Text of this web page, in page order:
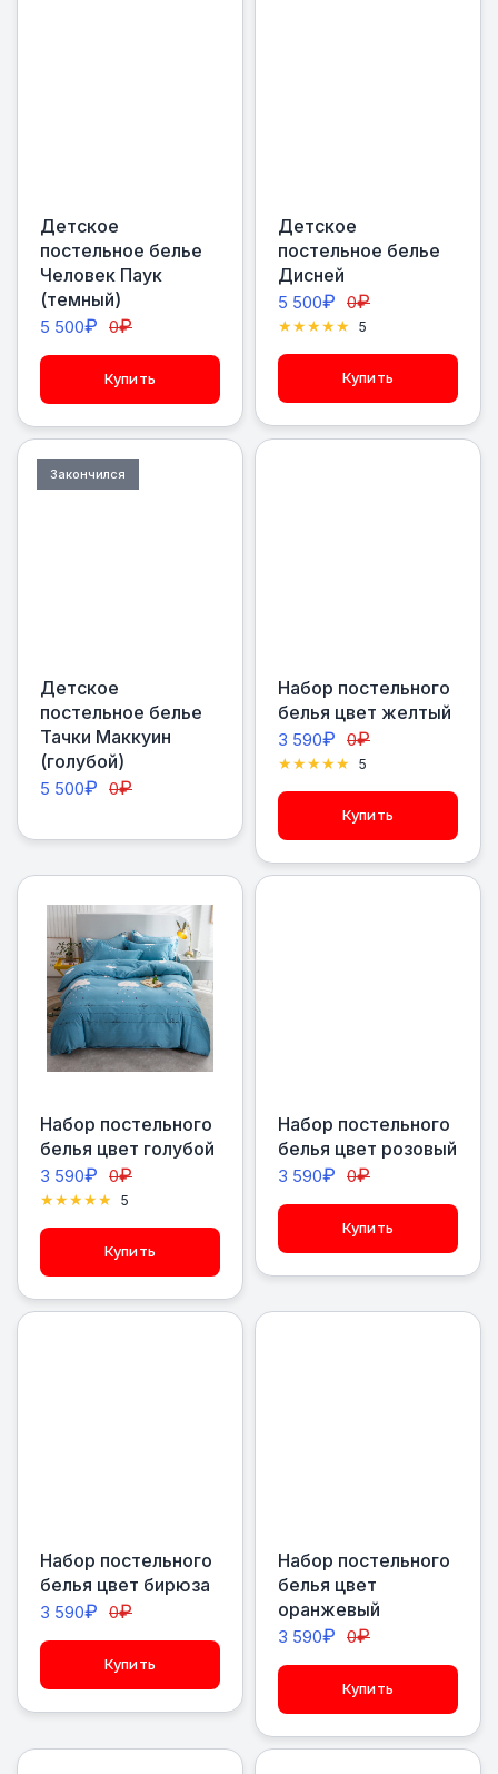
Детское
постельное белье
Человек Паук
(темный)
5 500₽ 0₽
Купить
Детское
постельное белье
Дисней
5 500₽ 0₽
5
Купить
Закончился
Детское
постельное белье
Тачки Маккуин
(голубой)
5 500₽ 0₽
Набор постельного
белья цвет желтый
3 590₽ 0₽
5
Купить
Набор постельного
белья цвет голубой
3 590₽ 0₽
5
Купить
Набор постельного
белья цвет розовый
3 590₽ 0₽
Купить
Набор постельного
белья цвет бирюза
3 590₽ 0₽
Купить
Набор постельного
белья цвет
оранжевый
3 590₽ 0₽
Купить